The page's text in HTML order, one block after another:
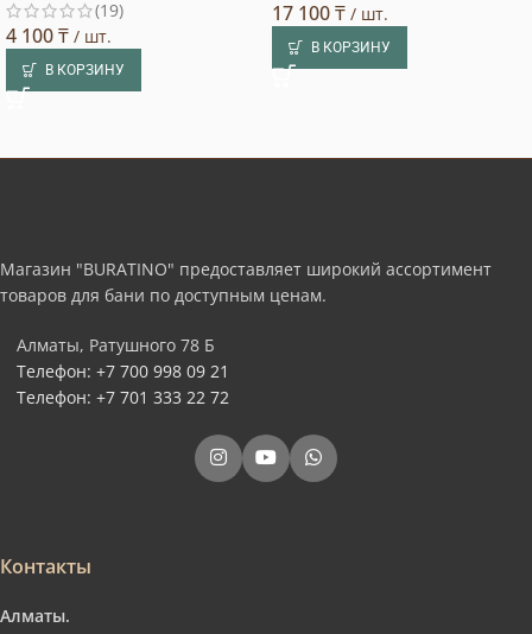
(19)
4 100₸ / шт.
В КОРЗИНУ
17 100₸ / шт.
В КОРЗИНУ
Магазин "BURATINO" предоставляет широкий ассортимент
товаров для бани по доступным ценам.
Алматы, Ратушного 78 Б
Телефон: +7 700 998 09 21
Телефон: +7 701 333 22 72
Контакты
Алматы.